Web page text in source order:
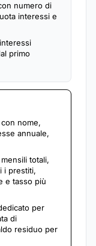
numero di
interessi e
primo
nome,
annuale,
totali,
i prestiti,
e tasso più
per
di
residuo per